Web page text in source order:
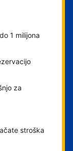
1 milijona
za
stroška